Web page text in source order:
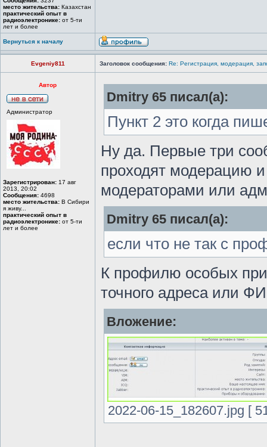
место жительства: Казахстан
практический опыт в
радиоэлектронике: от 5-ти
лет и более
Вернуться к началу
Evgeniy811 Заголовок сообщения: Re: Регистрация, модерация,
Автор
Администратор
Зарегистрирован: 17 авг
2013, 20:02
Сообщения: 4698
место жительства: В Сибири
я живу...
практический опыт в
радиоэлектронике: от 5-ти
лет и более
Dmitry 65 писал(а):
Пункт 2 это когда
Ну да. Первые три
проходят модерацию
модераторами или
Dmitry 65 писал(а):
если что не так с
К профилю особых
точного адреса или
Вложение:
2022-06-15_182607.jpg [